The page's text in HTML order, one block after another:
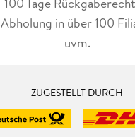
Abholung in über 100
uvm.
ZUGESTELLT DURCH